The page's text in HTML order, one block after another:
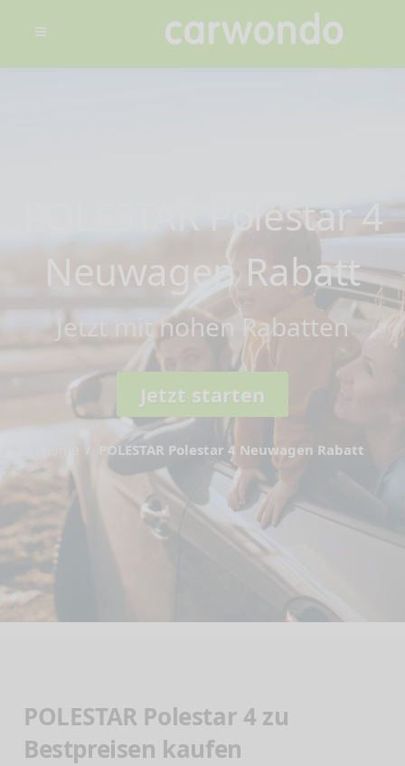
POLESTAR Polestar 4
Neuwagen Rabatt
Jetzt mit hohen Rabatten
Jetzt starten
POLESTAR Polestar 4 Neuwagen Rabatt
POLESTAR Polestar 4 zu
Bestpreisen kaufen